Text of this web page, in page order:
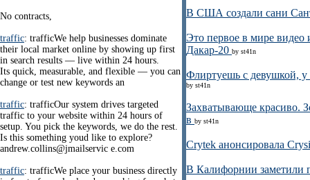
No contracts,
traffic: trafficWe help businesses dominate
their local market online by showing up first
in search results — live within 24 hours.
Its quick, measurable, and flexible — you can
change or test new keywords an
traffic: trafficOur system drives targeted
traffic to your website within 24 hours of
setup. You pick the keywords, we do the rest.
Is this something youd like to explore?
andrew.collins@jmailservic e.com
traffic: trafficWe place your business directly
В США создали сани
Это первое в мире
Дакар-20 by st41n
Флиртуешь с девушкой, у
by st41n
Захватывающе красиво.
в by st41n
Crytek анонсировала
В Калифорнии заметили